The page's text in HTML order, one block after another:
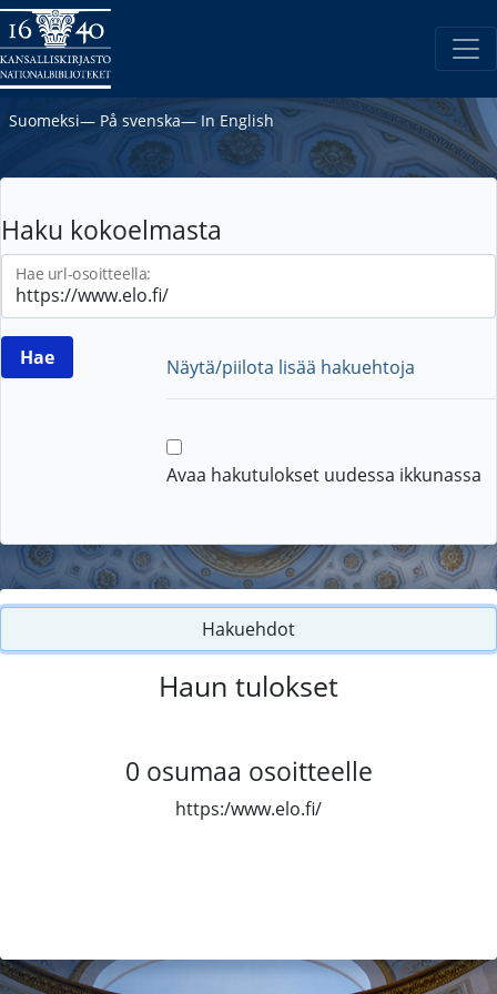
Suomeksi― På svenska― In English
Haku kokoelmasta
Hae url-osoitteella:
Näytä/piilota lisää hakuehtoja
Avaa hakutulokset uudessa ikkunassa
Hakuehdot
Haun tulokset
0 osumaa osoitteelle
https:/www.elo.fi/